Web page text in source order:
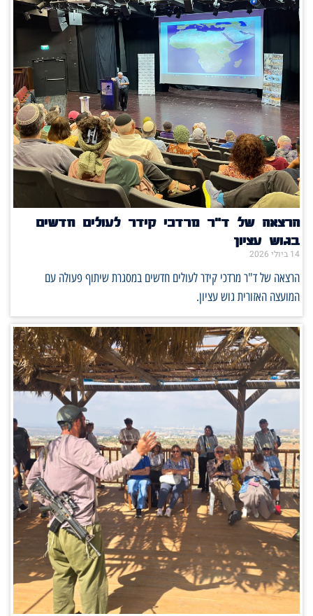
הרצאה של ד"ר מרדכי קידר לעולים חדשים
בגוש עציון
14 ביולי 2026
הרצאה של ד"ר מרדכי קידר לעולים חדשים במסגרת שיתוף פעולה עם
המועצה האזורית גוש עציון.